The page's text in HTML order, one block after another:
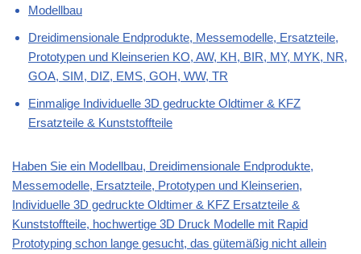
Modellbau
Dreidimensionale Endprodukte, Messemodelle, Ersatzteile,
Prototypen und Kleinserien KO, AW, KH, BIR, MY, MYK, NR,
GOA, SIM, DIZ, EMS, GOH, WW, TR
Einmalige Individuelle 3D gedruckte Oldtimer & KFZ
Ersatzteile & Kunststoffteile
Haben Sie ein Modellbau, Dreidimensionale Endprodukte,
Messemodelle, Ersatzteile, Prototypen und Kleinserien,
Individuelle 3D gedruckte Oldtimer & KFZ Ersatzteile &
Kunststoffteile, hochwertige 3D Druck Modelle mit Rapid
Prototyping schon lange gesucht, das gütemäßig nicht allein